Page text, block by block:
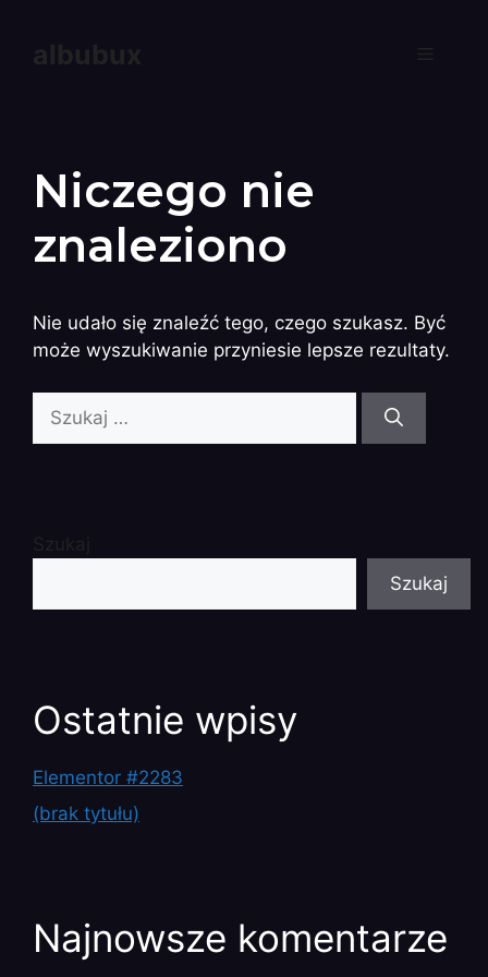
Niczego nie
znaleziono
Nie udało się znaleźć tego, czego szukasz. Być
może wyszukiwanie przyniesie lepsze rezultaty.
Szukaj
Ostatnie wpisy
Elementor #2283
(brak tytułu)
Najnowsze komentarze